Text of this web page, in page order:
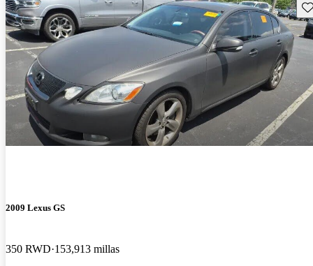
2009 Lexus GS
350 RWD 153,913 millas